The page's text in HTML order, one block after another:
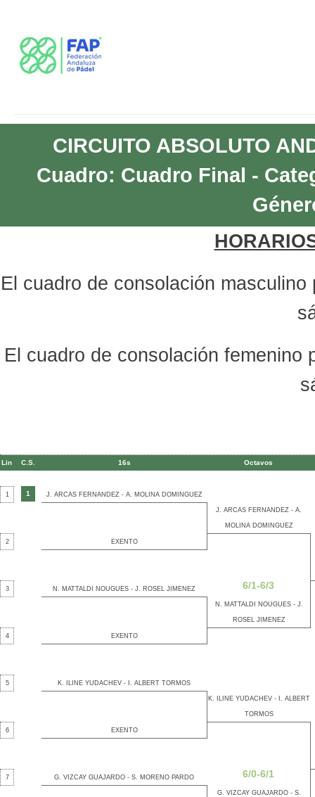
CIRCUITO ABSOLUTO
Cuadro: Cuadro Final -
El cuadro de consolación
El cuadro de consolación
Lin C.S. 16s Octavos
1 1 J. ARCAS FERNANDEZ - A. MOLINA DOMINGUEZ
J. ARCAS FERNANDEZ - A.
MOLINA DOMINGUEZ
2 EXENTO
6/1-6/3
3 N. MATTALDI NOUGUES - J. ROSEL JIMENEZ
N. MATTALDI NOUGUES - J.
ROSEL JIMENEZ
4 EXENTO
5 K. ILINE YUDACHEV - I. ALBERT TORMOS
K. ILINE YUDACHEV - I. ALBERT
TORMOS
6 EXENTO
6/0-6/1
7 G. VIZCAY GUAJARDO - S. MORENO PARDO
G. VIZCAY GUAJARDO - S.